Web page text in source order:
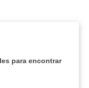
para encontrar